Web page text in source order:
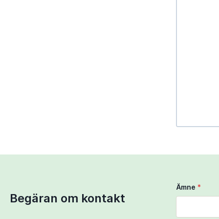
Begäran om kontakt
Ämne *